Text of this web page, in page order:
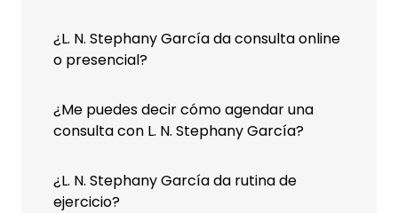
¿L. N. Stephany García da consulta online
o presencial?
¿Me puedes decir cómo agendar una
consulta con L. N. Stephany García?
¿L. N. Stephany García da rutina de
ejercicio?